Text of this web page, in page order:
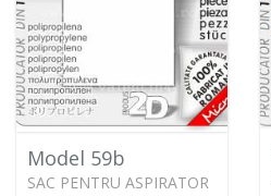
Model 59b
SAC PENTRU ASPIRATOR